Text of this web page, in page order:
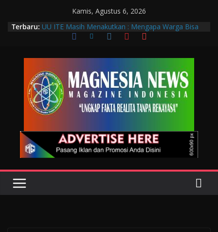
Kamis, Agustus 6, 2026
Terbaru: UU ITE Masih Menakutkan : Mengapa Warga Bisa
Dipidana Hanya karena Bicara?
Momentum Penguatan Profesi dan Transformasi
Digital
Wakil Wali Kota Bandung Hadiri Muscab VIII PTGMI
Kota Bandung, Dorong Penguatan Kompetensi
Terapis Gigi dan Mulut
Langkah Awal Deteksi Dini Penyakit, Kenali Peran
Tenaga Teknologi Laboratorium Medik
Sebenarnya Sedang Melindungi Siapa?